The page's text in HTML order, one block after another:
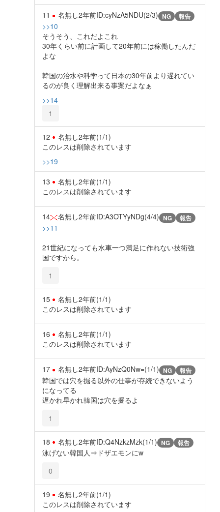
11 名無し2年前ID:cyNzA5NDU(2/3) NG 報告
>>10
そうそう、これだよこれ
30年くらい前に計画して20年前には稼働したんだ
よな
韓国の治水や科学って日本の30年前より遅れてい
るのが良く理解出来る事案だよなぁ
>>14
1
12 名無し2年前(1/1)
このレスは削除されています
>>19
13 名無し2年前(1/1)
このレスは削除されています
14 名無し2年前ID:A3OTYyNDg(4/4) NG 報告
>>11
21世紀になっても水車一つ満足に作れない技術強
国ですから。
1
15 名無し2年前(1/1)
このレスは削除されています
16 名無し2年前(1/1)
このレスは削除されています
17 名無し2年前ID:AyNzQ0Nw=(1/1) NG 報告
韓国では穴を掘る以外の仕事が存続できないよう
になってる
遅かれ早かれ韓国は穴を掘るよ
1
18 名無し2年前ID:Q4NzkzMzk(1/1) NG 報告
泳げない韓国人⇒ドザエモンにw
0
19 名無し2年前(1/1)
このレスは削除されています